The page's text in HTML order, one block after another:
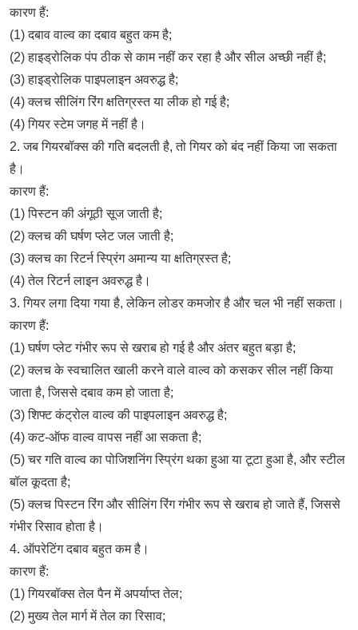
कारण हैं:
(1) दबाव वाल्व का दबाव बहुत कम है;
(2) हाइड्रोलिक पंप ठीक से काम नहीं कर रहा है और सील अच्छी नहीं है;
(3) हाइड्रोलिक पाइपलाइन अवरुद्ध है;
(4) क्लच सीलिंग रिंग क्षतिग्रस्त या लीक हो गई है;
(4) गियर स्टेम जगह में नहीं है।
2. जब गियरबॉक्स की गति बदलती है, तो गियर को बंद नहीं किया जा सकता
है।
कारण हैं:
(1) पिस्टन की अंगूठी सूज जाती है;
(2) क्लच की घर्षण प्लेट जल जाती है;
(3) क्लच का रिटर्न स्प्रिंग अमान्य या क्षतिग्रस्त है;
(4) तेल रिटर्न लाइन अवरुद्ध है।
3. गियर लगा दिया गया है, लेकिन लोडर कमजोर है और चल भी नहीं सकता।
कारण हैं:
(1) घर्षण प्लेट गंभीर रूप से खराब हो गई है और अंतर बहुत बड़ा है;
(2) क्लच के स्वचालित खाली करने वाले वाल्व को कसकर सील नहीं किया
जाता है, जिससे दबाव कम हो जाता है;
(3) शिफ्ट कंट्रोल वाल्व की पाइपलाइन अवरुद्ध है;
(4) कट-ऑफ वाल्व वापस नहीं आ सकता है;
(5) चर गति वाल्व का पोजिशनिंग स्प्रिंग थका हुआ या टूटा हुआ है, और स्टील
बॉल कूदता है;
(5) क्लच पिस्टन रिंग और सीलिंग रिंग गंभीर रूप से खराब हो जाते हैं, जिससे
गंभीर रिसाव होता है।
4. ऑपरेटिंग दबाव बहुत कम है।
कारण हैं:
(1) गियरबॉक्स तेल पैन में अपर्याप्त तेल;
(2) मुख्य तेल मार्ग में तेल का रिसाव;